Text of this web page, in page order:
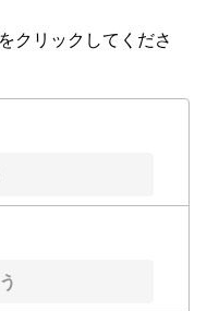
クリックしてくださ